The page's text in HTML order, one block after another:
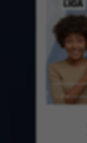
StarSat